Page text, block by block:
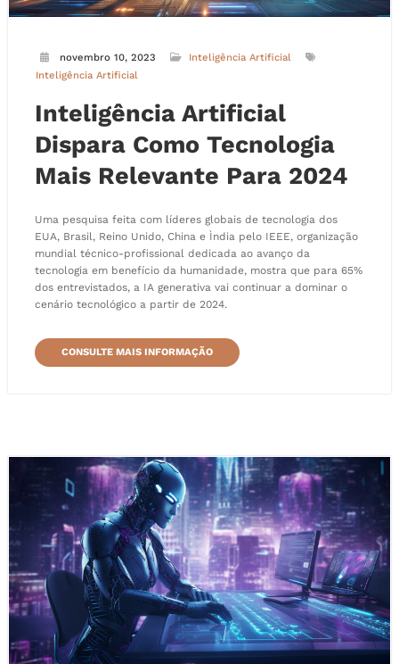
novembro 10, 2023
Inteligência Artificial
Inteligência Artificial
Inteligência Artificial
Dispara Como Tecnologia
Mais Relevante Para 2024
Uma pesquisa feita com líderes globais de tecnologia dos
EUA, Brasil, Reino Unido, China e Ìndia pelo IEEE, organização
mundial técnico-profissional dedicada ao avanço da
tecnologia em benefício da humanidade, mostra que para 65%
dos entrevistados, a IA generativa vai continuar a dominar o
cenário tecnológico a partir de 2024.
CONSULTE MAIS INFORMAÇÃO